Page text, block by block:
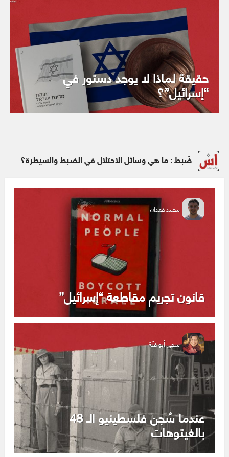
حقيقة لماذا لا يوجد دستور في
“إسرائيل”؟
ضَبط : ما هي وسائل الاحتلال في الضبط والسيطرة؟
محمد قعدان
قانون تجريم مقاطعة “إسرائيل”
سجى أبو فنّة
عندما سُجن فلسطينيو الـ 48
بالغيتوهات